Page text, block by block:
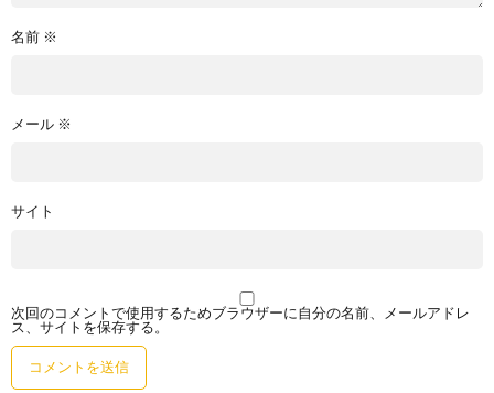
名前 ※
メール ※
サイト
次回のコメントで使用するためブラウザーに自分の名前、メールアドレ
ス、サイトを保存する。